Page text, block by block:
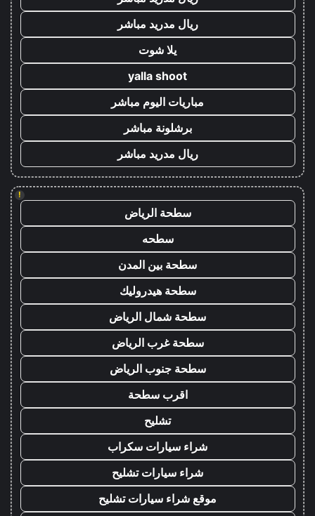
ريال مدريد مباشر
يلا شوت
yalla shoot
مباريات اليوم مباشر
برشلونة مباشر
ريال مدريد مباشر
!
سطحة الرياض
سطحه
سطحة بين المدن
سطحة هيدروليك
سطحة شمال الرياض
سطحة غرب الرياض
سطحة جنوب الرياض
اقرب سطحة
تشليح
شراء سيارات سكراب
شراء سيارات تشليح
موقع شراء سيارات تشليح